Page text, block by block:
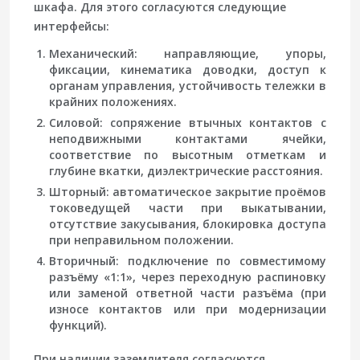
шкафа. Для этого согласуются следующие
интерфейсы:
Механический: направляющие, упоры,
фиксации, кинематика доводки, доступ к
органам управления, устойчивость тележки в
крайних положениях.
Силовой: сопряжение втычных контактов с
неподвижными контактами ячейки,
соответствие по высотным отметкам и
глубине вкатки, диэлектрические расстояния.
Шторный: автоматическое закрытие проёмов
токоведущей части при выкатывании,
отсутствие закусывания, блокировка доступа
при неправильном положении.
Вторичный: подключение по совместимому
разъёму «1:1», через переходную распиновку
или заменой ответной части разъёма (при
износе контактов или при модернизации
функций).